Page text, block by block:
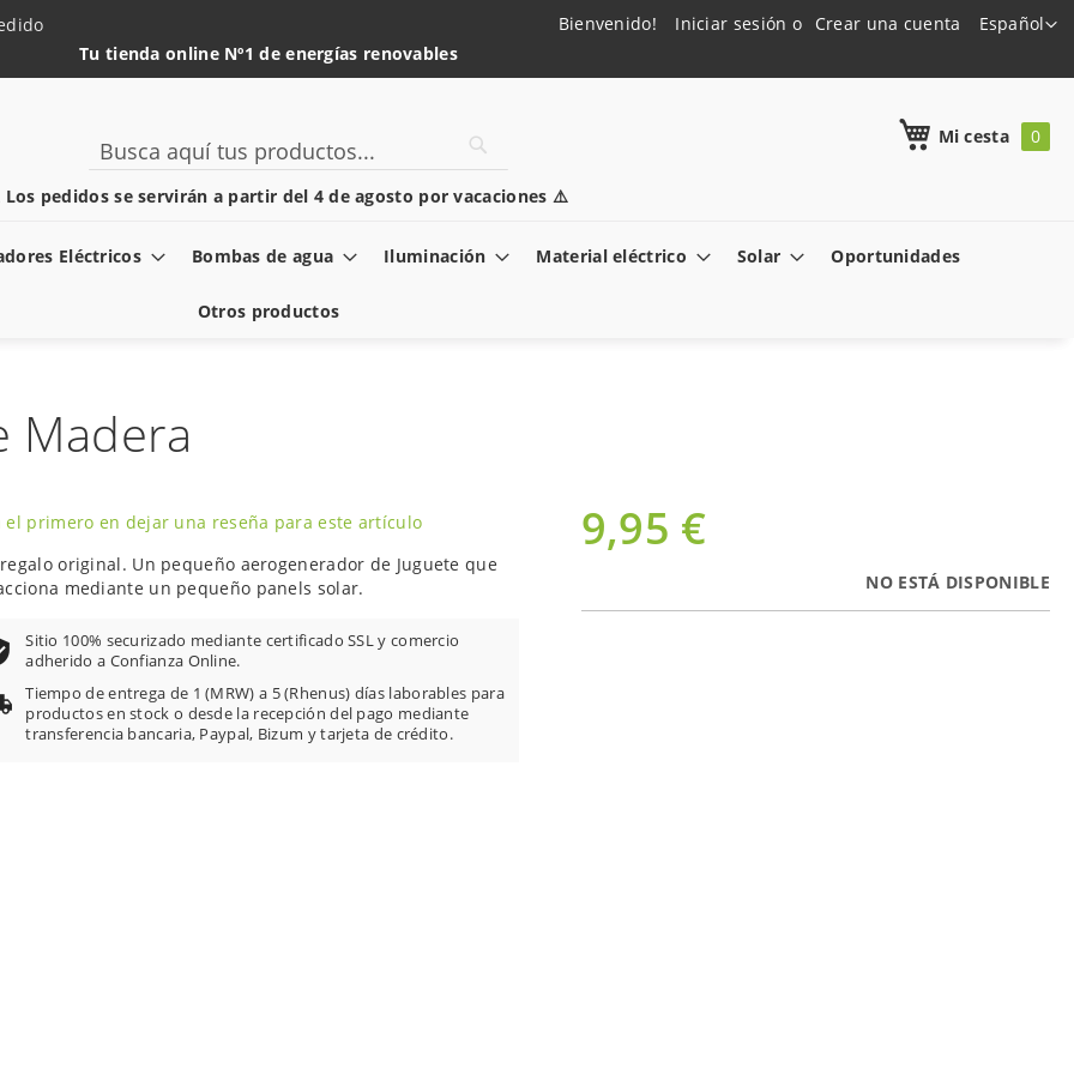
Lenguaje
Español
Bienvenido! Iniciar sesión Crear una cuenta
Tu tienda online Nº1 de energías renovables
pedidos se servirán a partir del 4 de agosto por vacaciones ⚠️
Mi cesta
Search
Eléctricos Bombas de agua Iluminación Material eléctrico Solar Oportunidades
Otros productos
Madera
9,95 €
NO ESTÁ DISPONIBLE
el primero en dejar una reseña para este artículo
original. Un pequeño aerogenerador de Juguete que
mediante un pequeño panels solar.
Sitio 100% securizado mediante certificado SSL y comercio
adherido a Confianza Online.
Tiempo de entrega de 1 (MRW) a 5 (Rhenus) días laborables para
productos en stock o desde la recepción del pago mediante
transferencia bancaria, Paypal, Bizum y tarjeta de crédito.